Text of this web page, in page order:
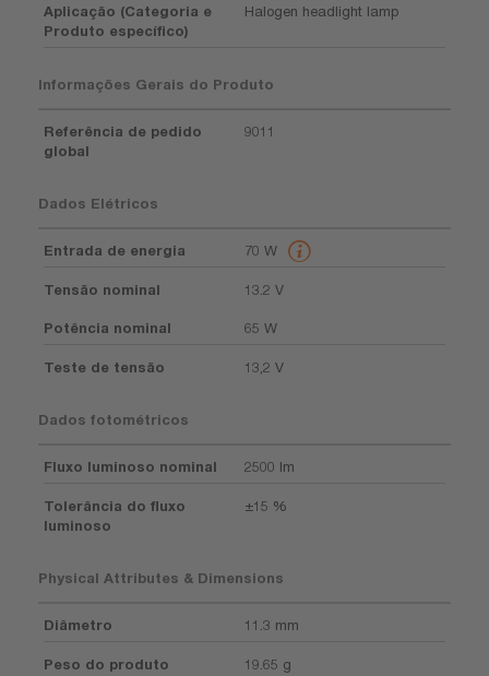
Aplicação (Categoria e
Produto específico)
Halogen headlight lamp
Informações Gerais do Produto
Referência de pedido
global
9011
Dados Elétricos
Entrada de energia 70 W
Tensão nominal 13.2 V
Potência nominal 65 W
Teste de tensão 13,2 V
Dados fotométricos
Fluxo luminoso nominal 2500 lm
Tolerância do fluxo
luminoso
±15 %
Physical Attributes & Dimensions
Diâmetro 11.3 mm
Peso do produto 19.65 g